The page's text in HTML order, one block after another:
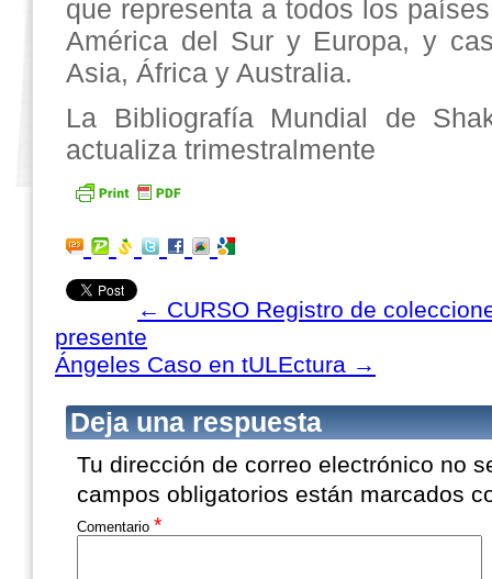
que representa a todos los
América del Sur y Europa, y
Asia, África y Australia.
La Bibliografía Mundial de
actualiza trimestralmente
← CURSO Registro de
presente
Ángeles Caso en tULEctura →
Deja una respuesta
Tu dirección de correo electrónico no
campos obligatorios están marcados
Comentario *